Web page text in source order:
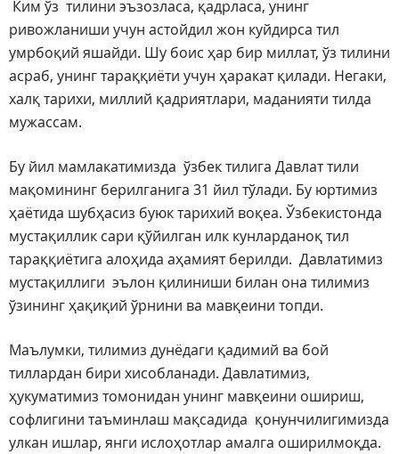
Ким ўз тилини эъзозласа, қадрласа, унинг
ривожланиши учун астойдил жон куйдирса тил
умрбоқий яшайди. Шу боис ҳар бир миллат, ўз тилини
асраб, унинг тараққиёти учун ҳаракат қилади. Негаки,
халқ тарихи, миллий қадриятлари, маданияти тилда
мужассам.
Бу йил мамлакатимизда ўзбек тилига Давлат тили
мақомининг берилганига 31 йил тўлади. Бу юртимиз
ҳаётида шубҳасиз буюк тарихий воқеа. Ўзбекистонда
мустақиллик сари қўйилган илк кунларданоқ тил
тараққиётига алоҳида аҳамият берилди. Давлатимиз
мустақиллиги эълон қилиниши билан она тилимиз
ўзининг ҳақиқий ўрнини ва мавқеини топди.
Маълумки, тилимиз дунёдаги қадимий ва бой
тиллардан бири хисобланади. Давлатимиз,
ҳукуматимиз томонидан унинг мавқеини ошириш,
софлигини таъминлаш мақсадида қонунчилигимизда
улкан ишлар, янги ислоҳотлар амалга оширилмоқда.